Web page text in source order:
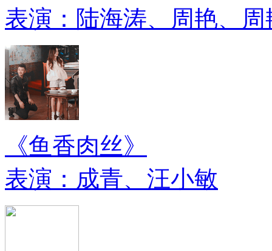
表演：陆海涛、周艳、周
《鱼香肉丝》
表演：成青、汪小敏